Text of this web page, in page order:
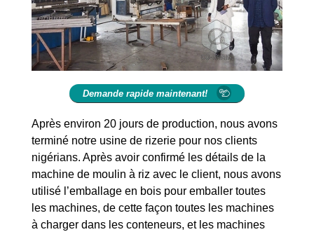
Demande rapide maintenant!
Après environ 20 jours de production, nous avons
terminé notre usine de rizerie pour nos clients
nigérians. Après avoir confirmé les détails de la
machine de moulin à riz avec le client, nous avons
utilisé l’emballage en bois pour emballer toutes
les machines, de cette façon toutes les machines
à charger dans les conteneurs, et les machines